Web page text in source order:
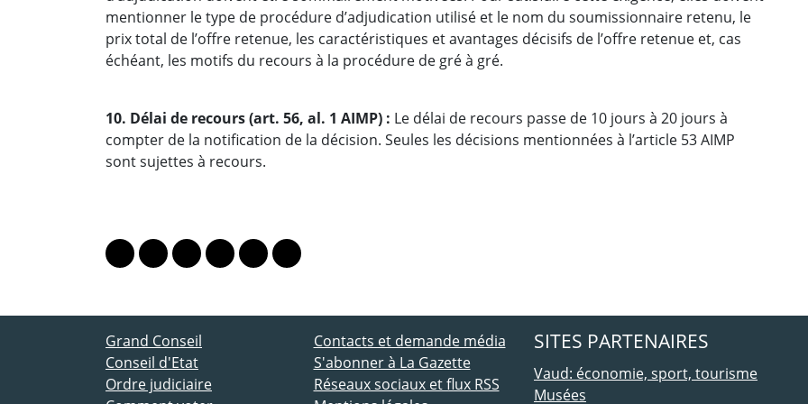
mentionner le type de procédure d’adjudication utilisé et le nom du soumissionnaire retenu, le
prix total de l’offre retenue, les caractéristiques et avantages décisifs de l’offre retenue et, cas
échéant, les motifs du recours à la procédure de gré à gré.
10. Délai de recours (art. 56, al. 1 AIMP) : Le délai de recours passe de 10 jours à 20 jours à
compter de la notification de la décision. Seules les décisions mentionnées à l’article 53 AIMP
sont sujettes à recours.
Lien vers le profil Mastodon
Lien vers le profil Bluesky
Lien vers le profil Instagram
Lien vers le profil Linkedin
Lien vers le profil Facebook
Lien vers le profil Twitter
ACCÈS DIRECT
Grand Conseil
Conseil d'Etat
Ordre judiciaire
Contacts et demande média
S'abonner à La Gazette
Réseaux sociaux et flux RSS
SITES PARTENAIRES
Vaud: économie, sport, tourisme
Musées